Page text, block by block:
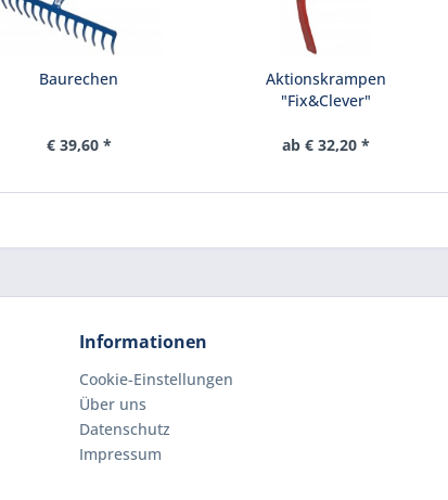
Baurechen
€ 39,60 *
Aktionskrampen
"Fix&Clever"
ab € 32,20 *
Informationen
Cookie-Einstellungen
Über uns
Datenschutz
Impressum